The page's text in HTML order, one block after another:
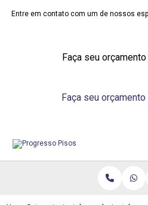
Entre em contato com um de nossos
Faça seu
Faça seu